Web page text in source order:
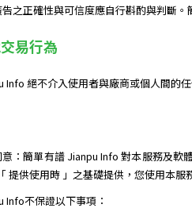
之正確性與可信度應自行斟酌與判斷
易行為
Info 絕不介入使用者與廠商或個人間的
：簡單有譜 Jianpu Info 對本服務及軟
提供使用時 」之基礎提供，您使用本服
Info不保證以下事項：